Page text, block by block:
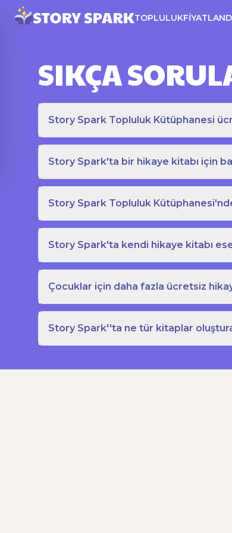
TOPLULUK
SIKÇA
Story Spark Topluluk Kütüphanesi
Story Spark'ta bir hikaye kitabı için
Story Spark Topluluk
Story Spark'ta kendi hikaye kitabı
Çocuklar için daha fazla ücretsiz
Story Spark''ta ne tür kitaplar